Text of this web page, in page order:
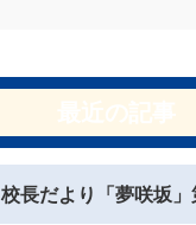
校長だより「夢咲坂」